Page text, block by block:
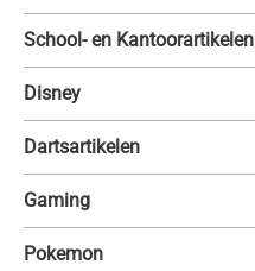
School- en Kantoorartikelen
Disney
Dartsartikelen
Gaming
Pokemon